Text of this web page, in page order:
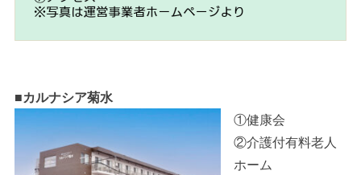
■カルナシア菊水
①健康会
②介護付有料老人
ホーム